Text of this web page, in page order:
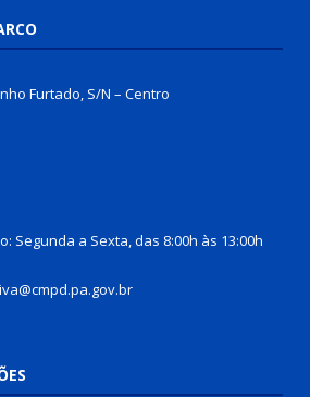
Furtado, S/N – Centro
Segunda a Sexta, das 8:00h às 13:00h